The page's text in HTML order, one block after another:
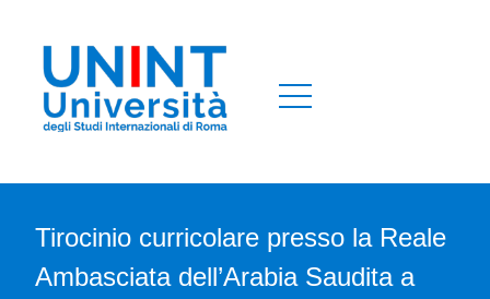
Tirocinio curricolare presso la Reale
Ambasciata dell’Arabia Saudita a